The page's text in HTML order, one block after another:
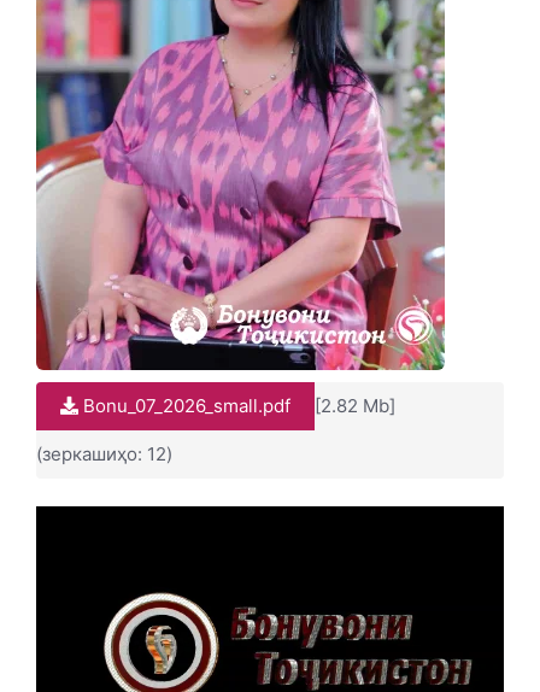
Bonu_07_2026_small.pdf [2.82 Mb]
(зеркашиҳо: 12)